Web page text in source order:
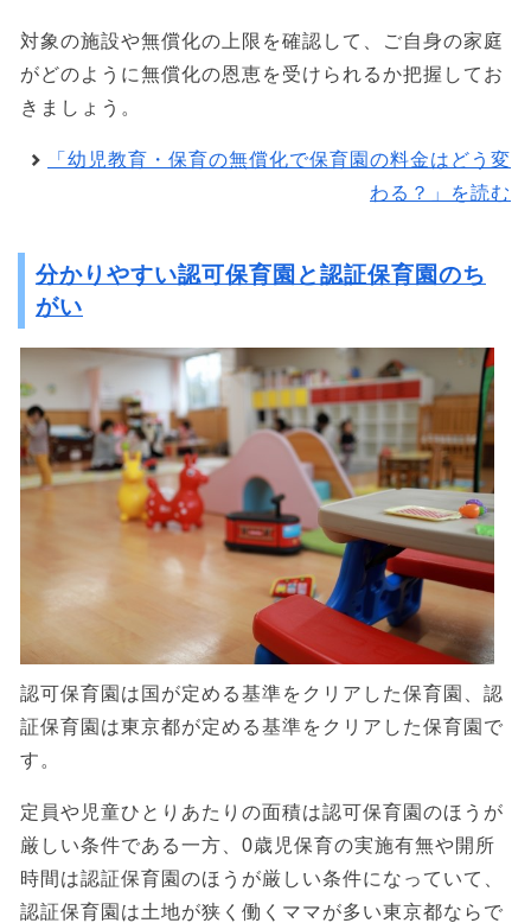
対象の施設や無償化の上限を確認して、ご自身の家庭
がどのように無償化の恩恵を受けられるか把握してお
きましょう。
「幼児教育・保育の無償化で保育園の料金はどう変
わる？」を読む
分かりやすい認可保育園と認証保育園のち
がい
認可保育園は国が定める基準をクリアした保育園、認
証保育園は東京都が定める基準をクリアした保育園で
す。
定員や児童ひとりあたりの面積は認可保育園のほうが
厳しい条件である一方、0歳児保育の実施有無や開所
時間は認証保育園のほうが厳しい条件になっていて、
認証保育園は土地が狭く働くママが多い東京都ならで